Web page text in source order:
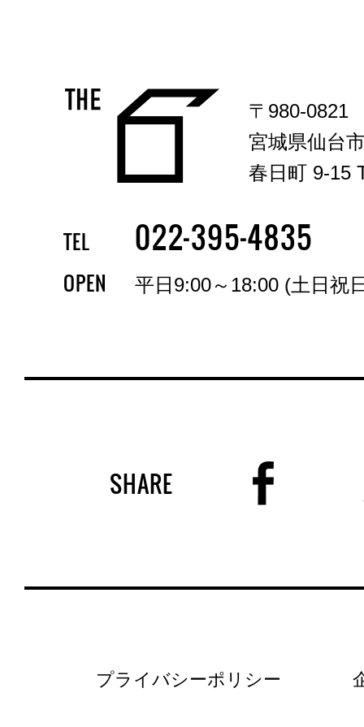
〒980-0821
宮城県仙台
春日町 9-15
TEL 022-395-4835
OPEN 平日9:00～18:00 (土日祝
SHARE
プライバシーポリシー